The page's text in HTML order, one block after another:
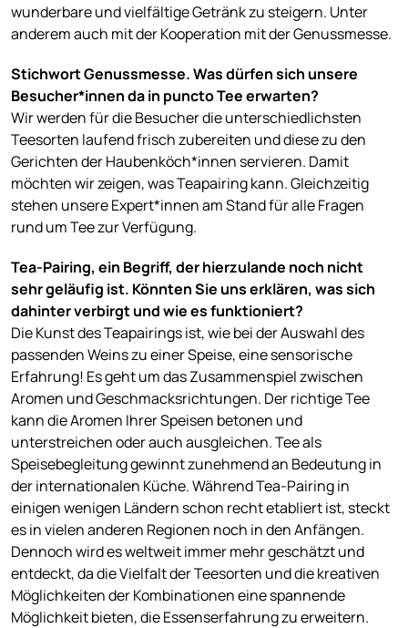
wunderbare und vielfältige Getränk zu steigern. Unter
anderem auch mit der Kooperation mit der Genussmesse.
Stichwort Genussmesse. Was dürfen sich unsere
Besucher*innen da in puncto Tee erwarten?
Wir werden für die Besucher die unterschiedlichsten
Teesorten laufend frisch zubereiten und diese zu den
Gerichten der Haubenköch*innen servieren. Damit
möchten wir zeigen, was Teapairing kann. Gleichzeitig
stehen unsere Expert*innen am Stand für alle Fragen
rund um Tee zur Verfügung.
Tea-Pairing, ein Begriff, der hierzulande noch nicht
sehr geläufig ist. Könnten Sie uns erklären, was sich
dahinter verbirgt und wie es funktioniert?
Die Kunst des Teapairings ist, wie bei der Auswahl des
passenden Weins zu einer Speise, eine sensorische
Erfahrung! Es geht um das Zusammenspiel zwischen
Aromen und Geschmacksrichtungen. Der richtige Tee
kann die Aromen Ihrer Speisen betonen und
unterstreichen oder auch ausgleichen. Tee als
Speisebegleitung gewinnt zunehmend an Bedeutung in
der internationalen Küche. Während Tea-Pairing in
einigen wenigen Ländern schon recht etabliert ist, steckt
es in vielen anderen Regionen noch in den Anfängen.
Dennoch wird es weltweit immer mehr geschätzt und
entdeckt, da die Vielfalt der Teesorten und die kreativen
Möglichkeiten der Kombinationen eine spannende
Möglichkeit bieten, die Essenserfahrung zu erweitern.